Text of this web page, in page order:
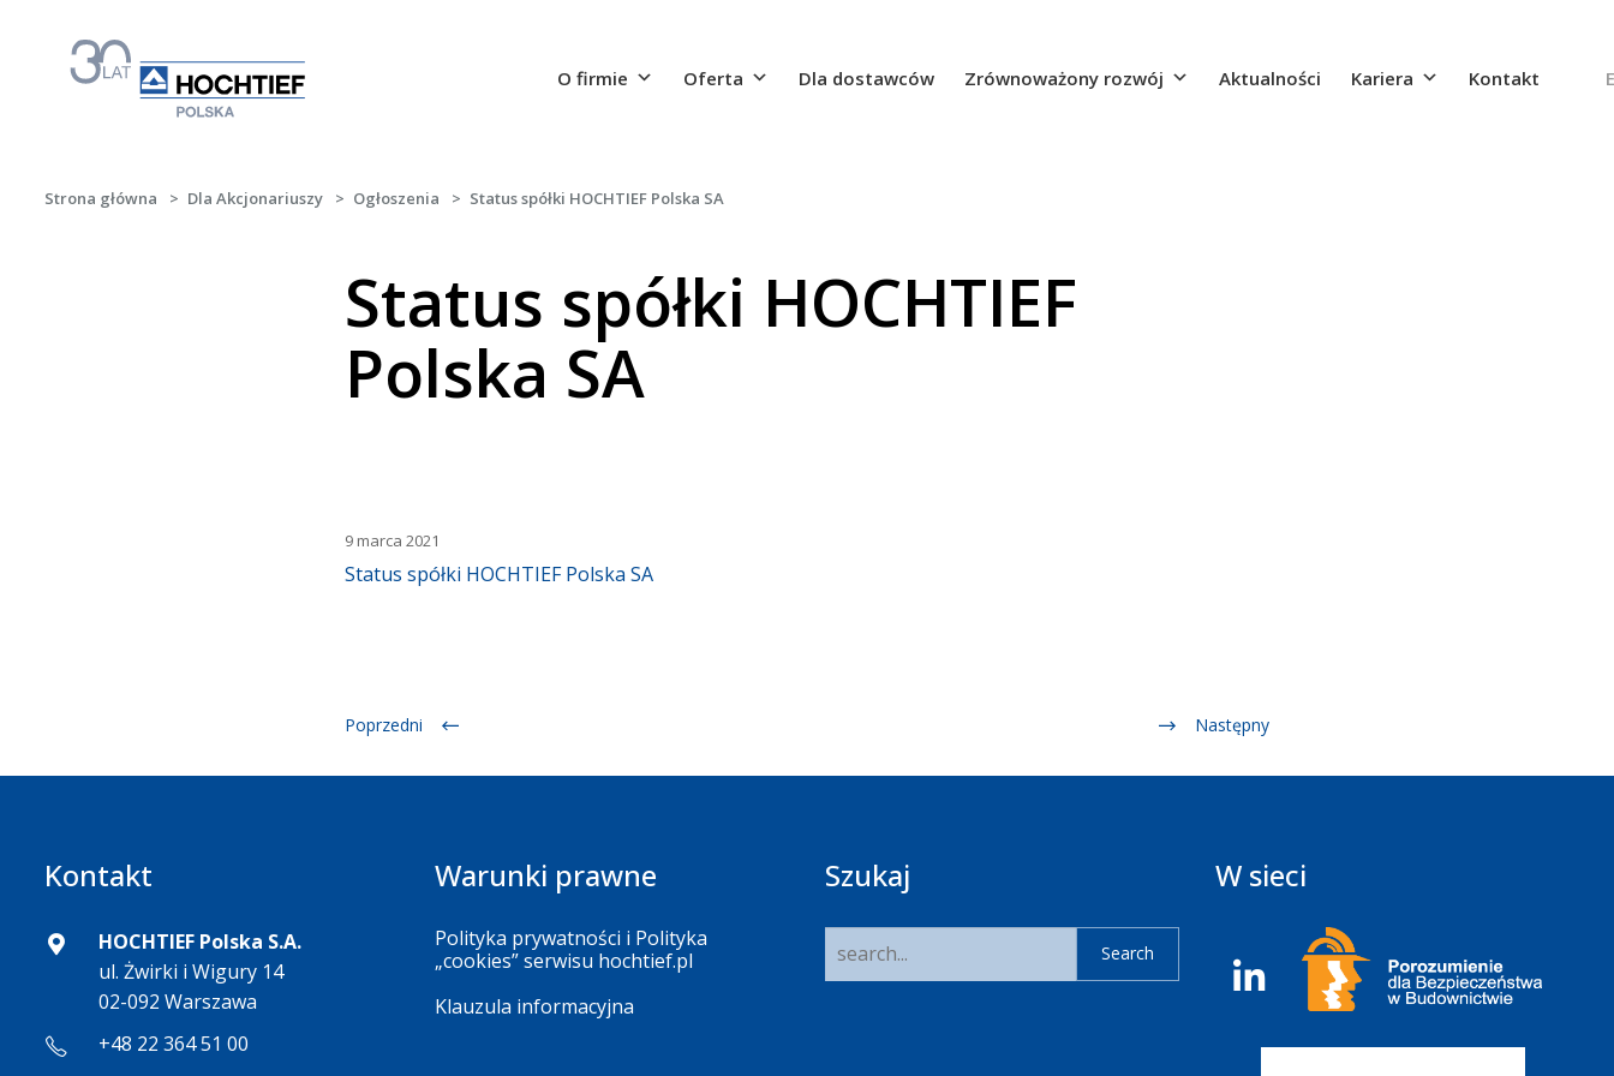
O firmie Oferta Dla dostawców Zrównoważony rozwój Aktualności Kariera Kontakt
Strona główna > Dla Akcjonariuszy > Ogłoszenia > Status spółki HOCHTIEF Polska SA
Status spółki HOCHTIEF
Polska SA
9 marca 2021
Status spółki HOCHTIEF Polska SA
Poprzedni Następny
Kontakt
HOCHTIEF Polska S.A.
ul. Żwirki i Wigury 14
02-092 Warszawa
+48 22 364 51 00
Warunki prawne
Polityka prywatności i Polityka
„cookies” serwisu hochtief.pl
Klauzula informacyjna
Szukaj W sieci